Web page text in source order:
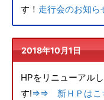
す！ 走行会のお知
2018年10月1日
HPをリニューアル
す!⇒⇒ 新ＨＰはこ